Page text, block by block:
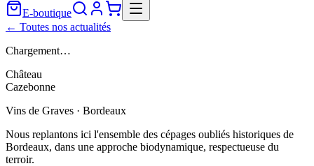
E-boutique
← Toutes nos actualités
Chargement…
Château
Cazebonne
Vins de Graves · Bordeaux
Nous replantons ici l'ensemble des cépages oubliés historiques de
Bordeaux, dans une approche biodynamique, respectueuse du
terroir.